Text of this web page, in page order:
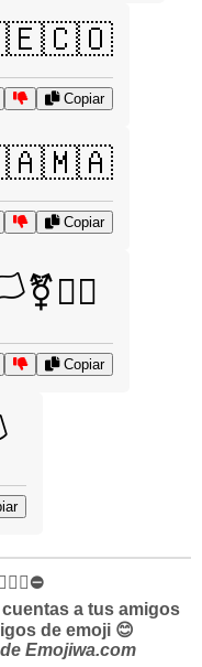
Copiar
Copiar
Copiar
a tus amigos
de emoji 😊
Emojiwa.com